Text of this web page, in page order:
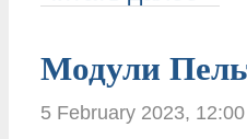
Модули
5 February 2023,